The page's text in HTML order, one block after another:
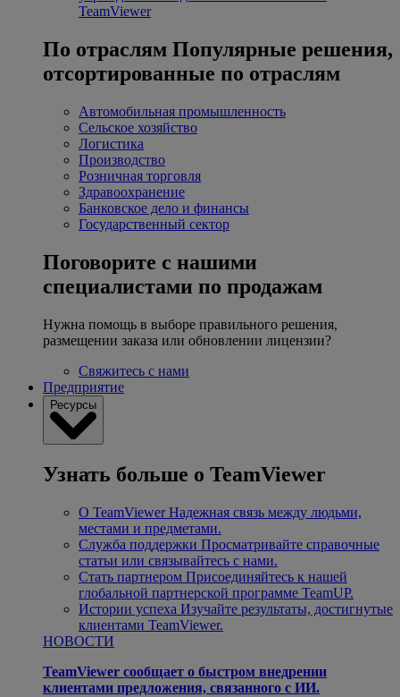
TeamViewer
По отраслям Популярные решения,
отсортированные по отраслям
Автомобильная промышленность
Сельское хозяйство
Логистика
Производство
Розничная торговля
Здравоохранение
Банковское дело и финансы
Государственный сектор
Поговорите с нашими
специалистами по продажам
Нужна помощь в выборе правильного решения,
размещении заказа или обновлении лицензии?
Свяжитесь с нами
Предприятие
Ресурсы
Узнать больше о TeamViewer
О TeamViewer Надежная связь между людьми,
местами и предметами.
Служба поддержки Просматривайте справочные
статьи или связывайтесь с нами.
Стать партнером Присоединяйтесь к нашей
глобальной партнерской программе TeamUP.
Истории успеха Изучайте результаты, достигнутые
клиентами TeamViewer.
НОВОСТИ
TeamViewer сообщает о быстром внедрении
клиентами предложения, связанного с ИИ.